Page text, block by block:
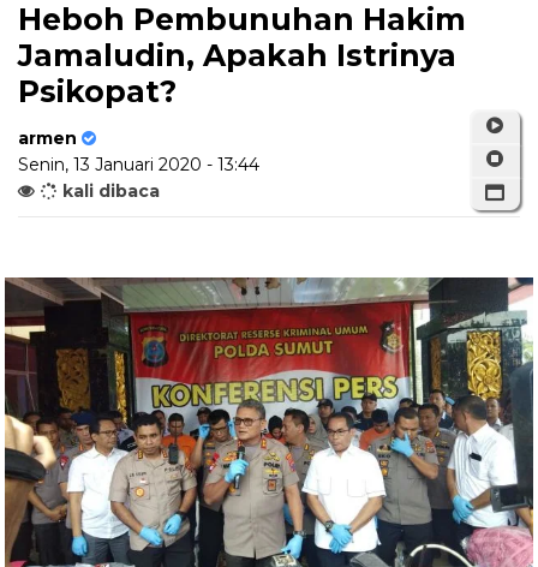
Heboh Pembunuhan Hakim
Jamaludin, Apakah Istrinya
Psikopat?
armen
Senin, 13 Januari 2020 - 13:44
kali dibaca